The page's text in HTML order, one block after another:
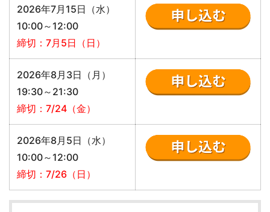
2026年7月15日（水）
10:00～12:00
締切：7月5日（日）
2026年8月3日（月）
19:30～21:30
締切：7/24（金）
2026年8月5日（水）
10:00～12:00
締切：7/26（日）